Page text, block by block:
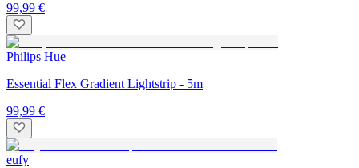
99,99 €
Philips Hue
Essential Flex Gradient Lightstrip - 5m
99,99 €
eufy